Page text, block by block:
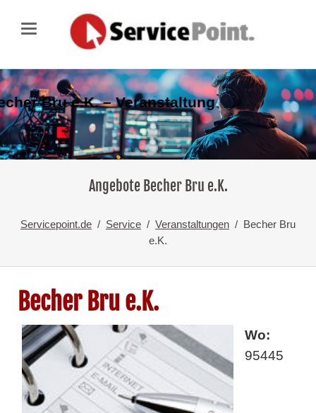
Bru e.K. – Veranstaltung
Angebote Becher Bru e.K.
Servicepoint.de Service Veranstaltungen
Becher Bru
e.K.
Becher Bru e.K.
Wo:
95445